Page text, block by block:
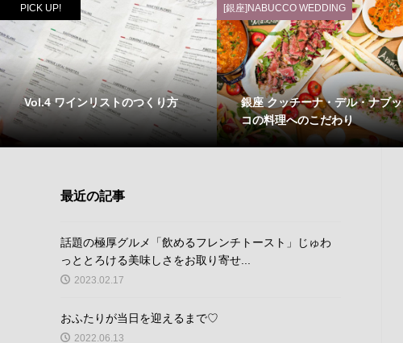
PICK UP!
Vol.4 ワインリストのつくり方
[銀座]NABUCCO WEDDING
銀座 クッチーナ・デル・ナブッ
コの料理へのこだわり
最近の記事
話題の極厚グルメ「飲めるフレンチトースト」じゅわ
っととろける美味しさをお取り寄せ...
2023.02.17
おふたりが当日を迎えるまで♡
2022.06.13